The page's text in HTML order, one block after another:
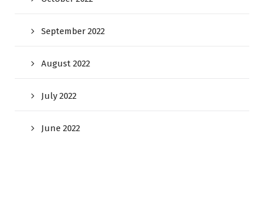
September 2022
August 2022
July 2022
June 2022